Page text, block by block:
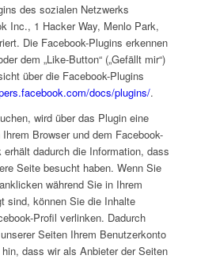
des sozialen Netzwerks
Inc., 1 Hacker Way, Menlo Park,
Die Facebook-Plugins erkennen
dem „Like-Button“ („Gefällt mir“)
über die Facebook-Plugins
docs/plugins/.
wird über das Plugin eine
Browser und dem Facebook-
dadurch die Information, dass
Seite besucht haben. Wenn Sie
während Sie in Ihrem
sind, können Sie die Inhalte
Profil verlinken. Dadurch
Seiten Ihrem Benutzerkonto
dass wir als Anbieter der Seiten